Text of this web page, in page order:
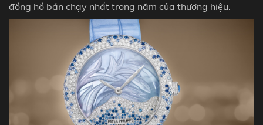
đồng hồ bán chạy nhất trong năm của thương hiệu.